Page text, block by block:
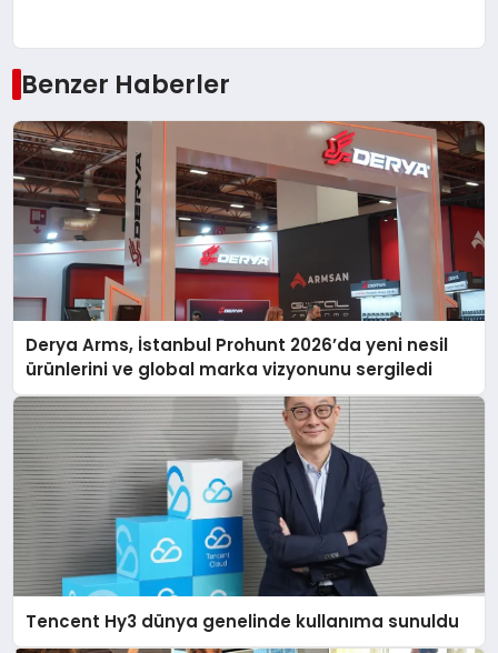
Benzer Haberler
Derya Arms, İstanbul Prohunt 2026’da yeni nesil
ürünlerini ve global marka vizyonunu sergiledi
Tencent Hy3 dünya genelinde kullanıma sunuldu